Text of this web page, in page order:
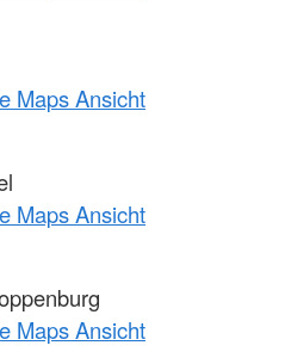
Maps Ansicht
Maps Ansicht
Maps Ansicht